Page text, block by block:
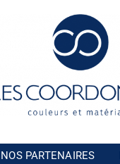
NOS PARTENAIRES